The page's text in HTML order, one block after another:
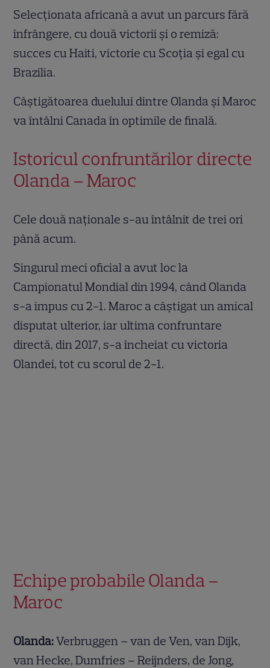
Selecționata africană a avut un parcurs fără
înfrângere, cu două victorii și o remiză:
succes cu Haiti, victorie cu Scoția și egal cu
Brazilia.
Câștigătoarea duelului dintre Olanda și Maroc
va întâlni Canada în optimile de finală.
Istoricul confruntărilor directe
Olanda – Maroc
Cele două naționale s-au întâlnit de trei ori
până acum.
Singurul meci oficial a avut loc la
Campionatul Mondial din 1994, când Olanda
s-a impus cu 2-1. Maroc a câștigat un amical
disputat ulterior, iar ultima confruntare
directă, din 2017, s-a încheiat cu victoria
Olandei, tot cu scorul de 2-1.
Echipe probabile Olanda –
Maroc
Olanda:Verbruggen – van de Ven, van Dijk,
van Hecke, Dumfries – Reijnders, de Jong,